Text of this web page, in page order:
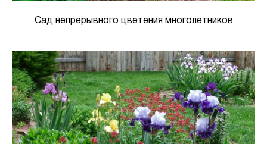
Сад непрерывного цветения многолетников